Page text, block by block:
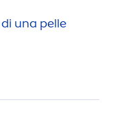
una pelle